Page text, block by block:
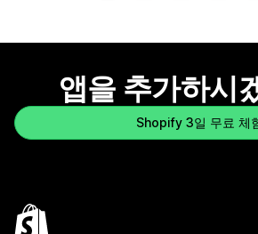
앱을 추가하시
Shopify 3일 무료 체